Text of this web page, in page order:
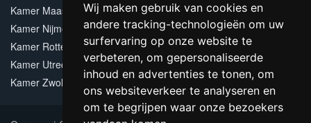
Wij maken gebruik van cookies en
andere tracking-technologieën om uw
surfervaring op onze website te
verbeteren, om gepersonaliseerde
inhoud en advertenties te tonen, om
ons websiteverkeer te analyseren en
om te begrijpen waar onze bezoekers
Kamer Maastricht
Kamer Nijmegen
Kamer Rotterdam
Kamer Utrecht
Kamer Zwolle